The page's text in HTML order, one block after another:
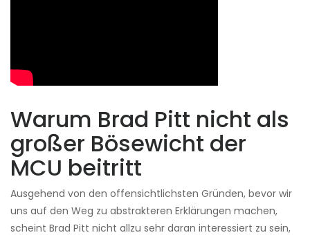
Warum Brad Pitt nicht als
großer Bösewicht der
MCU beitritt
Ausgehend von den offensichtlichsten Gründen, bevor wir
uns auf den Weg zu abstrakteren Erklärungen machen,
scheint Brad Pitt nicht allzu sehr daran interessiert zu sein,